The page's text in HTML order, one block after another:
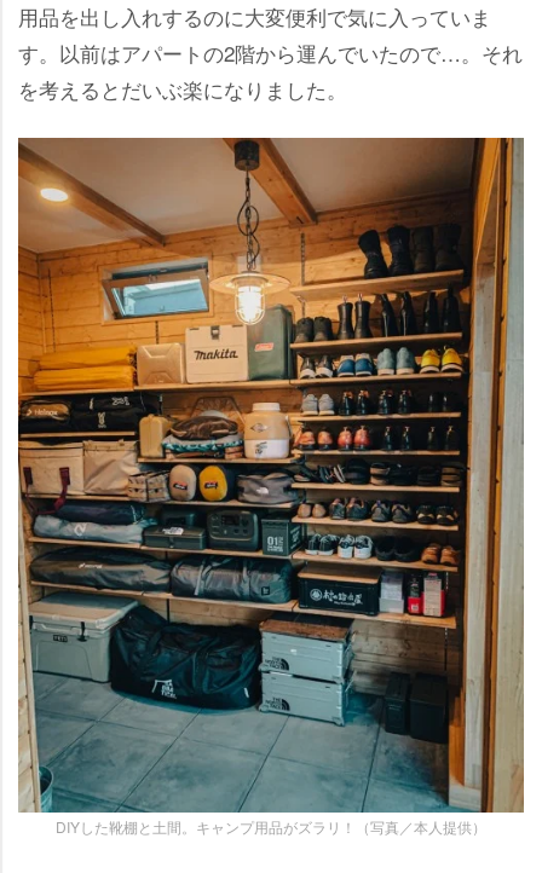
用品を出し入れするのに大変便利で気に入っていま
す。以前はアパートの2階から運んでいたので…。それ
を考えるとだいぶ楽になりました。
DIYした靴棚と土間。キャンプ用品がズラリ！（写真／本人提供）